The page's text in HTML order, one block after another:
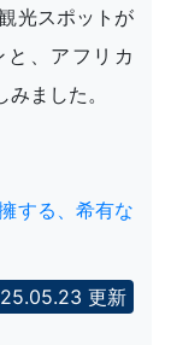
光スポットが
、アフリカ
ました。
する、希有な
更新